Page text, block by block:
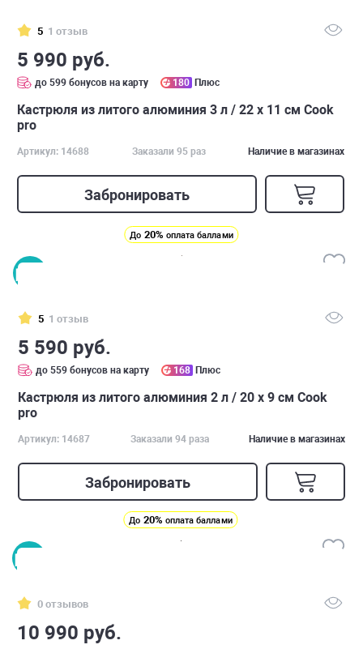
5 1 отзыв
5 990 руб.
до 599 бонусов на карту 180 Плюс
Кастрюля из литого алюминия 3 л / 22 х 11 см Cook
pro
Артикул: 14688 Заказали 95 раз Наличие в магазинах
Забронировать
До 20% оплата баллами
5 1 отзыв
5 590 руб.
до 559 бонусов на карту 168 Плюс
Кастрюля из литого алюминия 2 л / 20 х 9 см Cook
pro
Артикул: 14687 Заказали 94 раза Наличие в магазинах
Забронировать
До 20% оплата баллами
0 отзывов
10 990 руб.